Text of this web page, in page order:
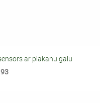
ar plakanu galu